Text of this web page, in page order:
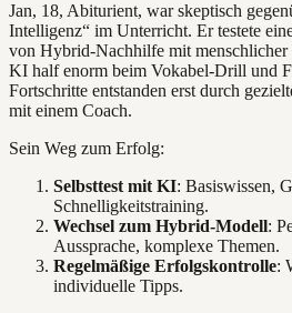
Jan, 18, Abiturient, war skeptisch
Intelligenz“ im Unterricht. Er testete
von Hybrid-Nachhilfe mit
KI half enorm beim Vokabel-Drill und
Fortschritte entstanden erst durch
mit einem Coach.
Sein Weg zum Erfolg:
Selbsttest mit KI: Basiswissen,
Schnelligkeitstraining.
Wechsel zum Hybrid-Modell:
Aussprache, komplexe Themen.
Regelmäßige Erfolgskontrolle:
individuelle Tipps.